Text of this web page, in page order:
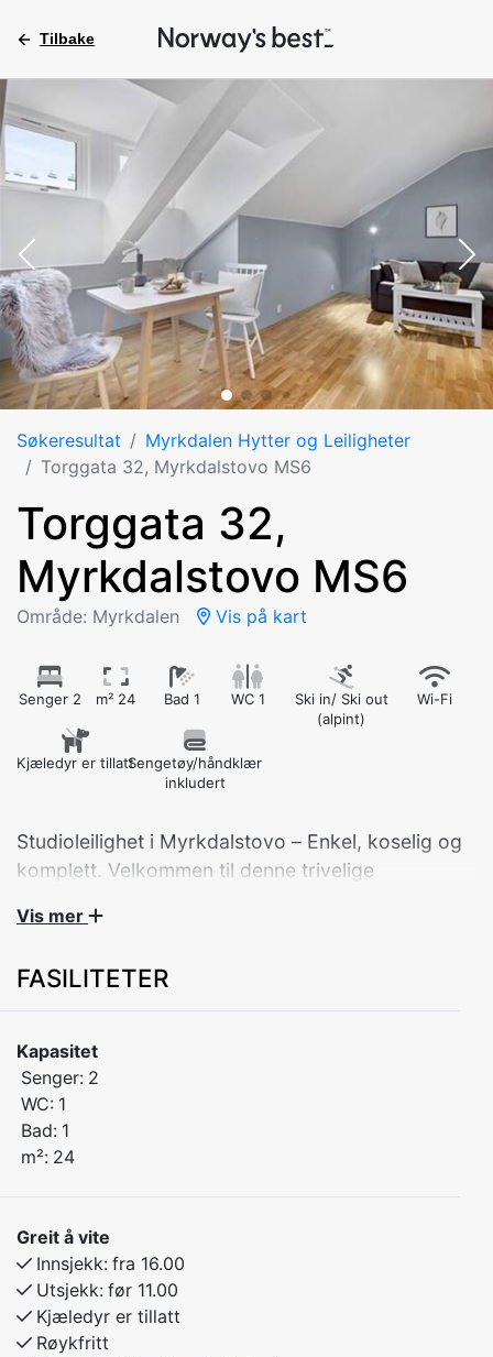
Tilbake
Søkeresultat
Myrkdalen Hytter og Leiligheter
Torggata 32, Myrkdalstovo MS6
Torggata 32,
Myrkdalstovo MS6
Område: Myrkdalen Vis på kart
Senger 2 m² 24 Bad 1 WC 1
Ski in/ Ski out
(alpint)
Wi-Fi
Kjæledyr er tillattSengetøy/håndklær
inkludert
Studioleilighet i Myrkdalstovo – Enkel, koselig og
komplett. Velkommen til denne trivelige
trenger for et behagelig opphold, enten du er på
naturen
Velkommen til denne trivelige studioleiligheten i
Myrkdalstovo! Her får du alt du trenger for et
behagelig opphold, enten du er på jakt etter ro og
avslapning eller aktive dager i naturen.
plassutnyttelse og alle nødvendige fasiliteter – perfekt
for par, alene-reisende eller små familier.
Leiligheten har en dobbeltseng og sovesofa
Vis mer
FASILITETER
Kapasitet
Senger: 2
WC: 1
Bad: 1
m²: 24
Greit å vite
Innsjekk: fra 16.00
Utsjekk: før 11.00
Kjæledyr er tillatt
Røykfritt